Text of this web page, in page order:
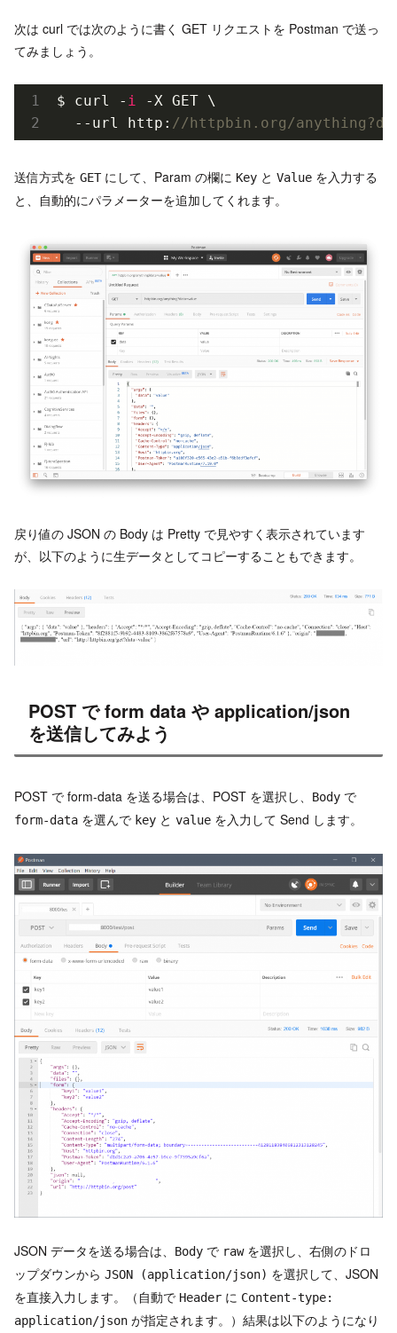
次は curl では次のように書く GET リクエストを Postman で送っ
てみましょう。
$ curl - i -X GET \
  --url http:
//httpbin.org/
送信方式を GETにして、Param の欄に Key と Value を入力する
と、自動的にパラメーターを追加してくれます。
戻り値の JSON の Body は Pretty で見やすく表示されています
が、以下のように生データとしてコピーすることもできます。
POST で form data や application/json
を送信してみよう
POST で form-data を送る場合は、POST を選択し、 Body で
form-data を選んで key と value を入力して Send します。
JSON データを送る場合は、 Body で rawを選択し、右側のドロ
ップダウンから JSON (application/json) を選択して、JSON
を直接入力します。（自動で Header に Content-type:
application/json が指定されます。）結果は以下のようになり